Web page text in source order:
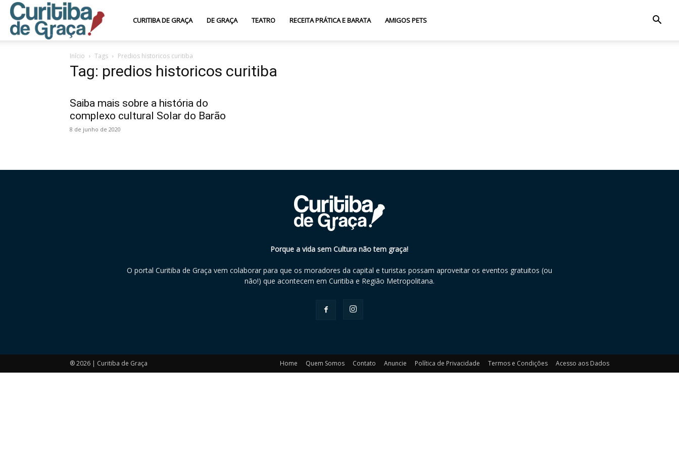
Curitiba
de
Graça
CURITIBA DE GRAÇA DE GRAÇA TEATRO RECEITA PRÁTICA E BARATA AMIGOS PETS
Início Tags Predios historicos curitiba
Tag: predios historicos curitiba
Saiba mais sobre a história do
complexo cultural Solar do Barão
8 de junho de 2020
Porque a vida sem Cultura não tem graça!
O portal Curitiba de Graça vem colaborar para que os moradores da capital e turistas possam aproveitar os eventos gratuitos (ou
não!) que acontecem em Curitiba e Região Metropolitana.
Home Quem Somos Contato Anuncie Política de Privacidade Termos e Condições Acesso aos Dados
® 2026 | Curitiba de Graça